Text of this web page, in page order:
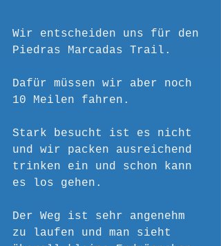
Wir entscheiden uns für den
Piedras Marcadas Trail.
Dafür müssen wir aber noch
10 Meilen fahren.
Stark besucht ist es nicht
und wir packen ausreichend
trinken ein und schon kann
es los gehen.
Der Weg ist sehr angenehm
zu laufen und man sieht